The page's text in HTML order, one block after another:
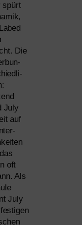
spürt
Die
July
auf
oft
Als
July